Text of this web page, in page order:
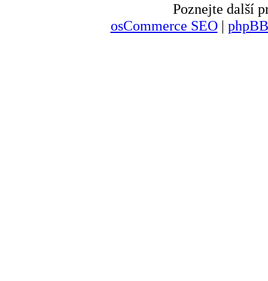
Poznejte další
osCommerce SEO|